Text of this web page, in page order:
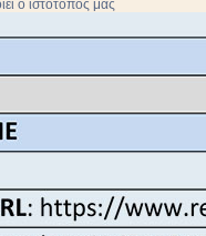
ο ιστότοπος μας